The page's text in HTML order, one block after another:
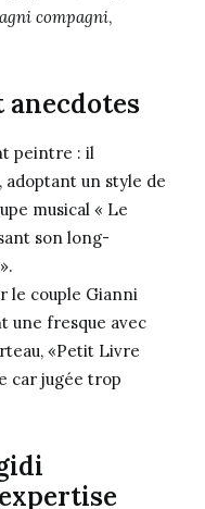
compagni,
anecdotes
peintre : il
adoptant un style de
musical « Le
son long-
le couple Gianni
une fresque avec
«Petit Livre
car jugée trop